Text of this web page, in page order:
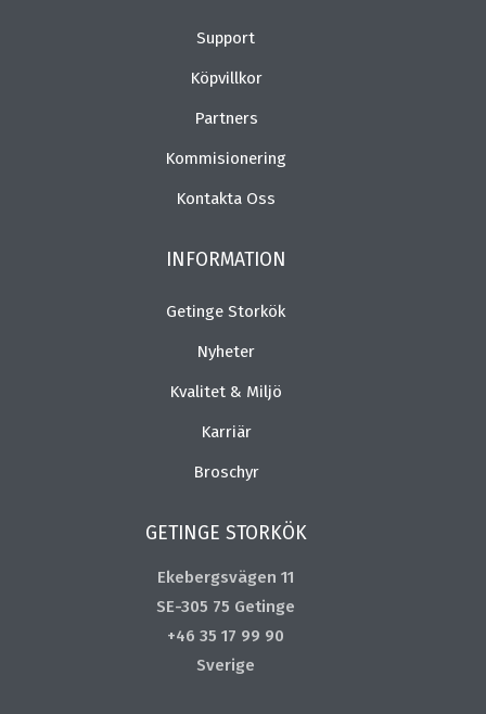
Support
Köpvillkor
Partners
Kommisionering
Kontakta Oss
INFORMATION
Getinge Storkök
Nyheter
Kvalitet & Miljö
Karriär
Broschyr
GETINGE STORKÖK
Ekebergsvägen 11
SE-305 75 Getinge
+46 35 17 99 90
Sverige